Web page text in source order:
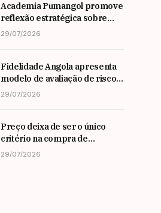
Academia Pumangol promove
reflexão estratégica sobre
liderança e inovação com
29/07/2026
Fidelidade Angola apresenta
modelo de avaliação de risco
em Workshop da ARSEG
29/07/2026
Preço deixa de ser o único
critério na compra de
automóveis em angola
29/07/2026